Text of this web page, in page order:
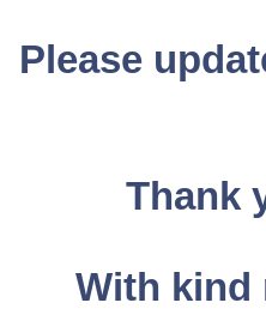
Please
Thank
With kind